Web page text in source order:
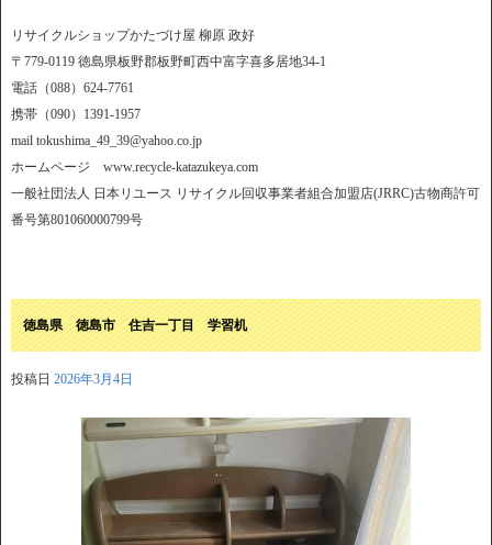
リサイクルショップかたづけ屋 柳原 政好
〒779-0119 徳島県板野郡板野町西中富字喜多居地34-1
電話（088）624-7761
携帯（090）1391-1957
mail tokushima_49_39@yahoo.co.jp
ホームページ www.recycle-katazukeya.com
一般社団法人 日本リユース リサイクル回収事業者組合加盟店(JRRC)古物商許可
番号第801060000799号
徳島県 徳島市 住吉一丁目 学習机
投稿日 2026年3月4日